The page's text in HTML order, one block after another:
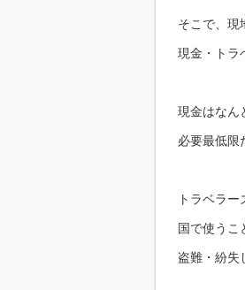
そこで、現
現金・トラ
現金はなん
必要最低限
トラベラ
国で使うこ
盗難・紛失